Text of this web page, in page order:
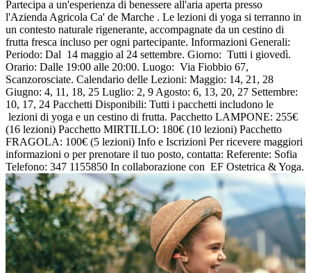
Partecipa a un'esperienza di benessere all'aria aperta presso
l'Azienda Agricola Ca' de Marche . Le lezioni di yoga si terranno in
un contesto naturale rigenerante, accompagnate da un cestino di
frutta fresca incluso per ogni partecipante. Informazioni Generali:
Periodo: Dal 14 maggio al 24 settembre. Giorno: Tutti i giovedì.
Orario: Dalle 19:00 alle 20:00. Luogo: Via Fiobbio 67,
Scanzorosciate. Calendario delle Lezioni: Maggio: 14, 21, 28
Giugno: 4, 11, 18, 25 Luglio: 2, 9 Agosto: 6, 13, 20, 27 Settembre:
10, 17, 24 Pacchetti Disponibili: Tutti i pacchetti includono le
lezioni di yoga e un cestino di frutta. Pacchetto LAMPONE: 255€
(16 lezioni) Pacchetto MIRTILLO: 180€ (10 lezioni) Pacchetto
FRAGOLA: 100€ (5 lezioni) Info e Iscrizioni Per ricevere maggiori
informazioni o per prenotare il tuo posto, contatta: Referente: Sofia
Telefono: 347 1155850 In collaborazione con EF Ostetrica & Yoga.